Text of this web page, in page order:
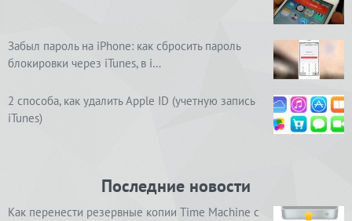
Забыл пароль на iPhone: как сбросить пароль
блокировки через iTunes, в i…
2 способа, как удалить Apple ID (учетную запись
iTunes)
Последние новости
Как перенести резервные копии Time Machine с